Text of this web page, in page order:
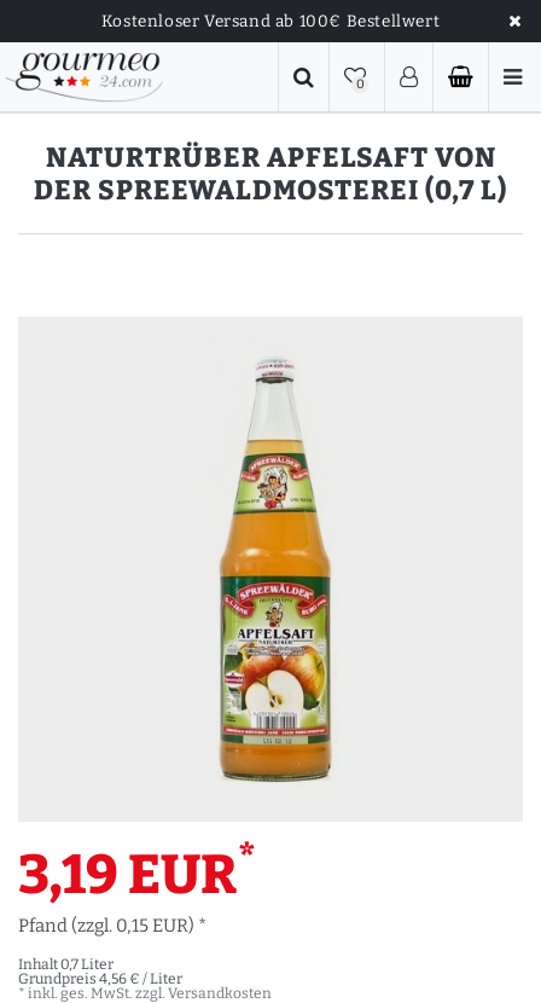
Kostenloser Versand ab 100€ Bestellwert
0
NATURTRÜBER APFELSAFT VON
DER SPREEWALDMOSTEREI (0,7 L)
3,19 EUR*
Pfand (zzgl. 0,15 EUR) *
Inhalt0,7 Liter
Grundpreis 4,56 € / Liter
* inkl. ges. MwSt. zzgl. Versandkosten